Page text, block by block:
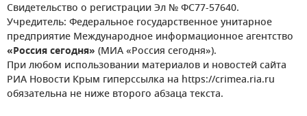
Свидетельство о регистрации Эл № ФС77-57640.
Учредитель: Федеральное государственное унитарное
предприятие Международное информационное агентство
«Россия сегодня» (МИА «Россия сегодня»).
При любом использовании материалов и новостей сайта
РИА Новости Крым гиперссылка на https://crimea.ria.ru
обязательна не ниже второго абзаца текста.